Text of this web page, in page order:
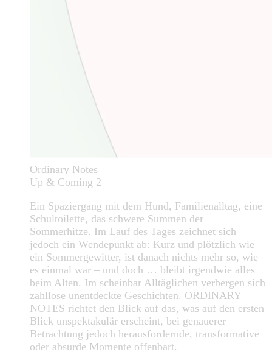
Ordinary Notes
Up & Coming 2
Ein Spaziergang mit dem Hund, Familienalltag, eine
Schultoilette, das schwere Summen der
Sommerhitze. Im Lauf des Tages zeichnet sich
jedoch ein Wendepunkt ab: Kurz und plötzlich wie
ein Sommergewitter, ist danach nichts mehr so, wie
es einmal war – und doch … bleibt irgendwie alles
beim Alten. Im scheinbar Alltäglichen verbergen sich
zahllose unentdeckte Geschichten. ORDINARY
NOTES richtet den Blick auf das, was auf den ersten
Blick unspektakulär erscheint, bei genauerer
Betrachtung jedoch herausfordernde, transformative
oder absurde Momente offenbart.